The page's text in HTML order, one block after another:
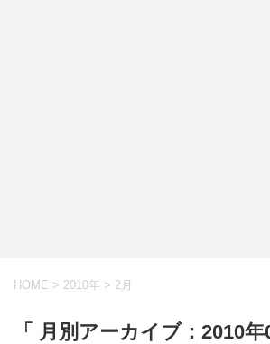
HOME > 2010年 > 2月
「 月別アーカイブ：2010